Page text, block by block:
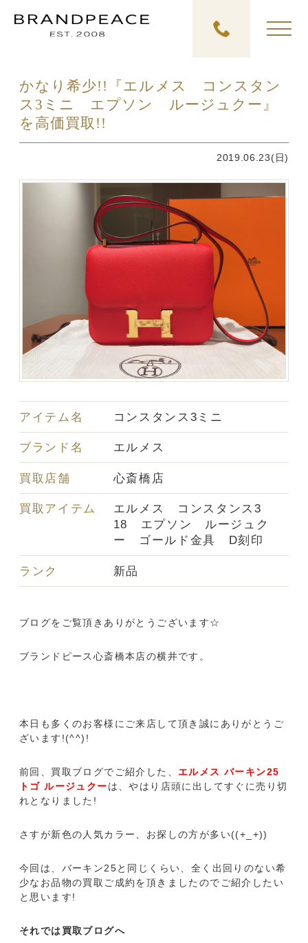
かなり希少!!『エルメス コンスタン
ス3ミニ エプソン ルージュクー』
を高価買取!!
2019.06.23(日)
アイテム名 コンスタンス3ミニ
ブランド名 エルメス
買取店舗 心斎橋店
買取アイテム
エルメス コンスタンス3
18 エプソン ルージュク
ー ゴールド金具 D刻印
ランク 新品
ブログをご覧頂きありがとうございます☆
ブランドピース心斎橋本店の横井です。
本日も多くのお客様にご来店して頂き誠にありがとうご
ざいます!(^^)!
前回、買取ブログでご紹介した、 エルメス バーキン25
トゴ ルージュクーは、やはり店頭に出してすぐに売り切
れとなりました!
さすが新色の人気カラー、お探しの方が多い((+_+))
今回は、バーキン25と同じくらい、全く出回りのない希
少なお品物の買取ご成約を頂きましたのでご紹介したい
と思います!
それでは買取ブログへ